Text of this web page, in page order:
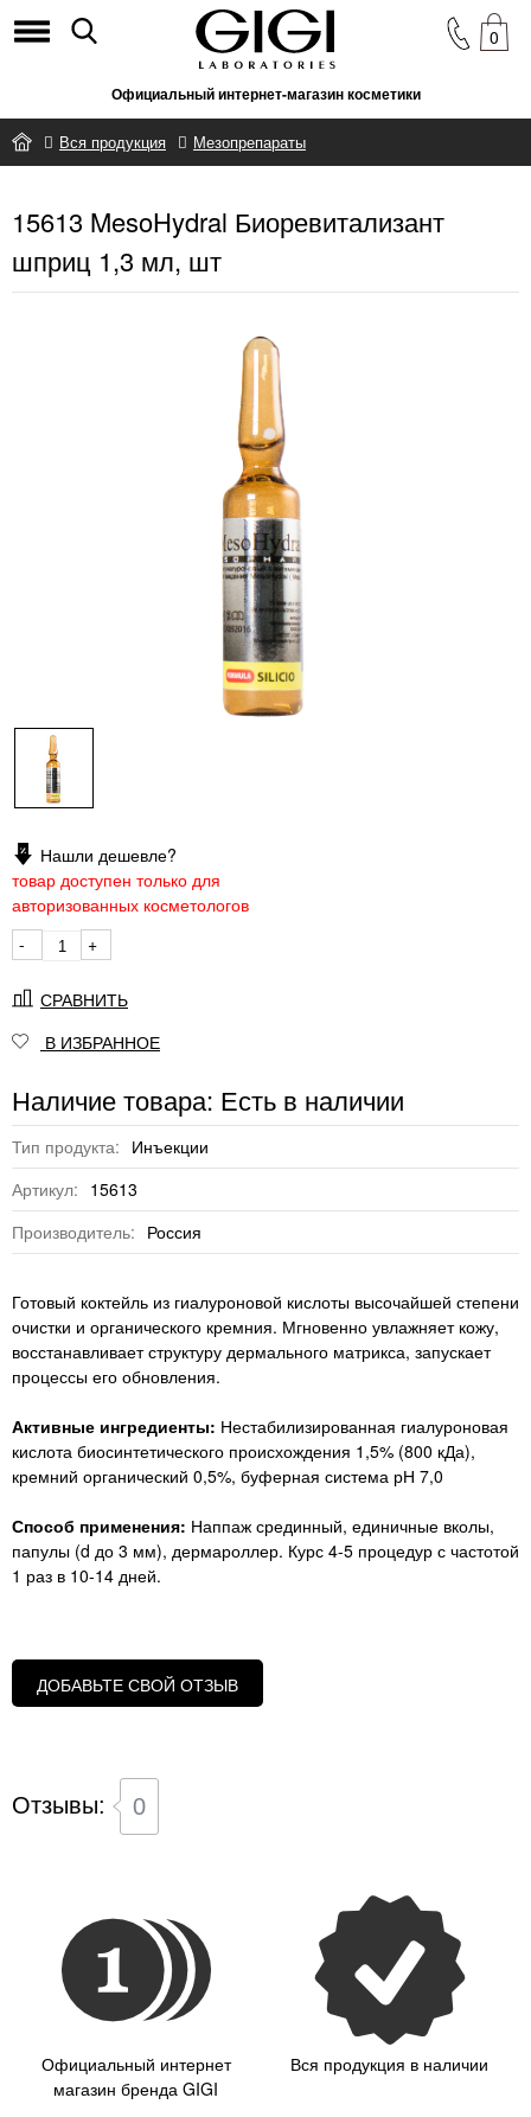
Официальный интернет-магазин косметики
0
Вся продукция Мезопрепараты
15613 MesoHydral Биоревитализант
шприц 1,3 мл, шт
Нашли дешевле?
товар доступен только для
авторизованных косметологов
-
+
СРАВНИТЬ
В ИЗБРАННОЕ
Наличие товара: Есть в наличии
Тип продукта: Инъекции
Артикул: 15613
Производитель: Россия
Готовый коктейль из гиалуроновой кислоты высочайшей степени
очистки и органического кремния. Мгновенно увлажняет кожу,
восстанавливает структуру дермального матрикса, запускает
процессы его обновления.
Активные ингредиенты: Нестабилизированная гиалуроновая
кислота биосинтетического происхождения 1,5% (800 кДа),
кремний органический 0,5%, буферная система рН 7,0
Способ применения: Наппаж срединный, единичные вколы,
папулы (d до 3 мм), дермароллер. Курс 4-5 процедур с частотой
1 раз в 10-14 дней.
ДОБАВЬТЕ СВОЙ ОТЗЫВ
Отзывы: 0
Официальный интернет
магазин бренда GIGI
Вся продукция в наличии